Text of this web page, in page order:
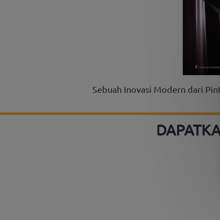
Sebuah Inovasi Modern dari